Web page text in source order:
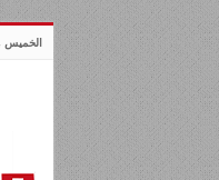
الخميس , 6 أغسطس